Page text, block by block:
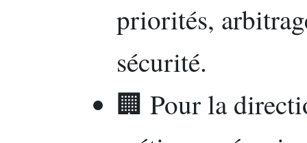
priorités,
sécurité.
🏢 Pour la